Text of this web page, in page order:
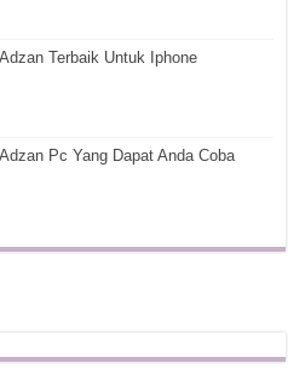
Terbaik Untuk Iphone
Pc Yang Dapat Anda Coba